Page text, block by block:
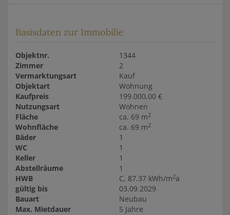
Basisdaten zur Immobilie
Objektnr.
1344
Zimmer
2
Vermarktungsart
Kauf
Objektart
Wohnung
Kaufpreis
199.000,00 €
Nutzungsart
Wohnen
Fläche
ca. 69 m2
Wohnfläche ca. 69 m2
Bäder
1
WC
1
Keller
1
Abstellräume
1
HWB
C, 87.37 kWh/m2a
gültig bis
03.09.2029
Bauart
Neubau
Max. Mietdauer
5 Jahre